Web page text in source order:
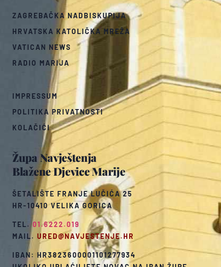
Župa Navještenja
Blažene Djevice Marije
ŠETALIŠTE FRANJE LUČIĆA 25
HR-10410 VELIKA GORICA
TEL.01.6222.019
MAIL. URED@NAVJESTENJE.HR
IBAN: HR3823600001101277934
ZAGREBAČKA NADBISKUPIJA
HRVATSKA KATOLIČKA MREŽA
VATICAN NEWS
RADIO MARIJA
IMPRESSUM
POLITIKA PRIVATNOSTI
KOLAČIĆI